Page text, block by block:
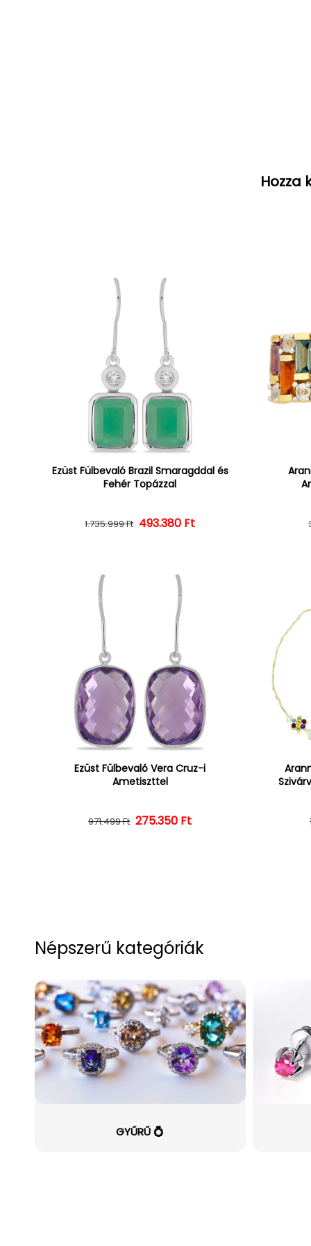
Hozza
Ezüst Fülbevaló Brazil Smaragddal és
Fehér Topázzal
Normál ár
1.735.999 Ft Kedvezményes ár
493.380 Ft
Ezüst Fülbevaló Vera Cruz-i
Ametiszttel
Normál ár
971.499 Ft Kedvezményes ár
275.350 Ft
Népszerű kategóriák
GYŰRŰ 💍